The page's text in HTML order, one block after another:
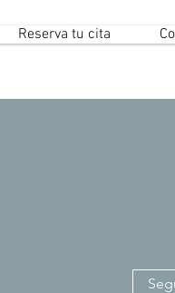
Reserva tu cita